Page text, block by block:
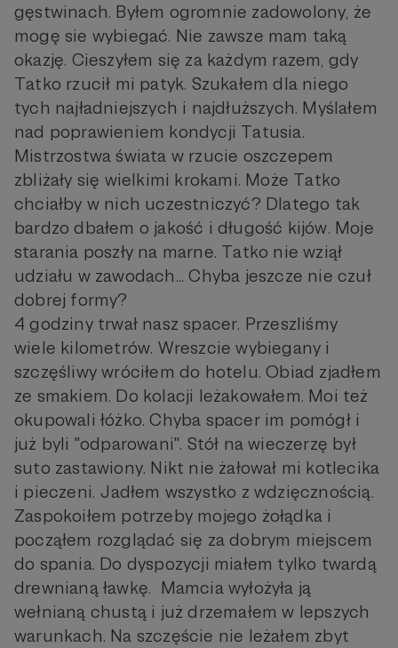
gęstwinach. Byłem ogromnie zadowolony, że
mogę sie wybiegać. Nie zawsze mam taką
okazję. Cieszyłem się za każdym razem, gdy
Tatko rzucił mi patyk. Szukałem dla niego
tych najładniejszych i najdłuższych. Myślałem
nad poprawieniem kondycji Tatusia.
Mistrzostwa świata w rzucie oszczepem
zbliżały się wielkimi krokami. Może Tatko
chciałby w nich uczestniczyć? Dlatego tak
bardzo dbałem o jakość i długość kijów. Moje
starania poszły na marne. Tatko nie wziął
udziału w zawodach... Chyba jeszcze nie czuł
dobrej formy?
4 godziny trwał nasz spacer. Przeszliśmy
wiele kilometrów. Wreszcie wybiegany i
szczęśliwy wróciłem do hotelu. Obiad zjadłem
ze smakiem. Do kolacji leżakowałem. Moi też
okupowali łóżko. Chyba spacer im pomógł i
już byli "odparowani". Stół na wieczerzę był
suto zastawiony. Nikt nie żałował mi kotlecika
i pieczeni. Jadłem wszystko z wdzięcznością.
Zaspokoiłem potrzeby mojego żołądka i
począłem rozglądać się za dobrym miejscem
do spania. Do dyspozycji miałem tylko twardą
drewnianą ławkę. Mamcia wyłożyła ją
wełnianą chustą i już drzemałem w lepszych
warunkach. Na szczęście nie leżałem zbyt